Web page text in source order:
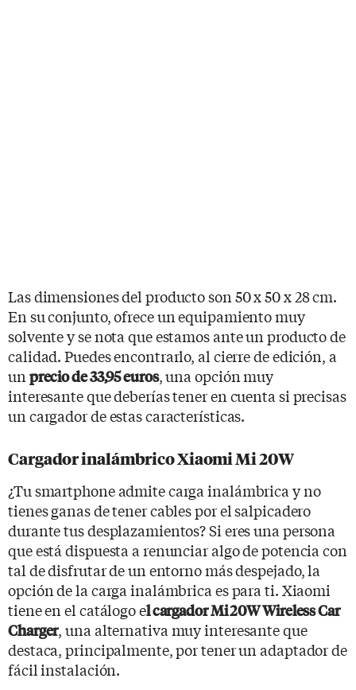
Las dimensiones del producto son ‎50 x 50 x 28 cm.
En su conjunto, ofrece un equipamiento muy
solvente y se nota que estamos ante un producto de
calidad. Puedes encontrarlo, al cierre de edición, a
un precio de 33,95 euros, una opción muy
interesante que deberías tener en cuenta si precisas
un cargador de estas características.
Cargador inalámbrico Xiaomi Mi 20W
¿Tu smartphone admite carga inalámbrica y no
tienes ganas de tener cables por el salpicadero
durante tus desplazamientos? Si eres una persona
que está dispuesta a renunciar algo de potencia con
tal de disfrutar de un entorno más despejado, la
opción de la carga inalámbrica es para ti. Xiaomi
tiene en el catálogo el cargador Mi 20W Wireless Car
Charger, una alternativa muy interesante que
destaca, principalmente, por tener un adaptador de
fácil instalación.